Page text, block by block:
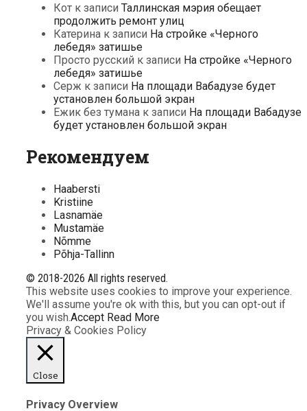
Кот к записи Таллинская мэрия обещает
продолжить ремонт улиц
Катерина к записи На стройке «Черного
лебедя» затишье
Просто русский к записи На стройке «Черного
лебедя» затишье
Серж к записи На площади Вабадузе будет
установлен большой экран
Ежик без тумана к записи На площади Вабадузе
будет установлен большой экран
Рекомендуем
Haabersti
Kristiine
Lasnamäe
Mustamäe
Nõmme
Põhja-Tallinn
© 2018-2026 All rights reserved.
This website uses cookies to improve your experience.
We'll assume you're ok with this, but you can opt-out if
you wish.Accept Read More
Privacy & Cookies Policy
Close
Privacy Overview